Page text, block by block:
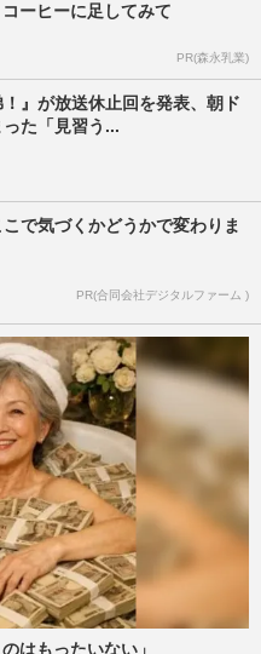
コーヒーに足してみて
PR(森永乳業)
』が放送休止回を発表、朝ド
た「見習う...
こで気づくかどうかで変わりま
PR(合同会社デジタルファーム )
はもったいない」